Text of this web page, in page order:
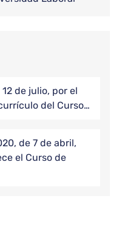
de julio, por el
del Curso…
de 7 de abril,
el Curso de